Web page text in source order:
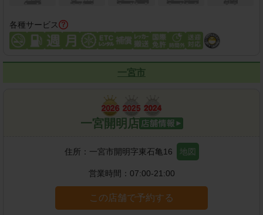
各種サービス
一宮市
一宮開明店
住所： 一宮市開明字東石亀16 地図
営業時間： 07:00-21:00
この店舗で予約する